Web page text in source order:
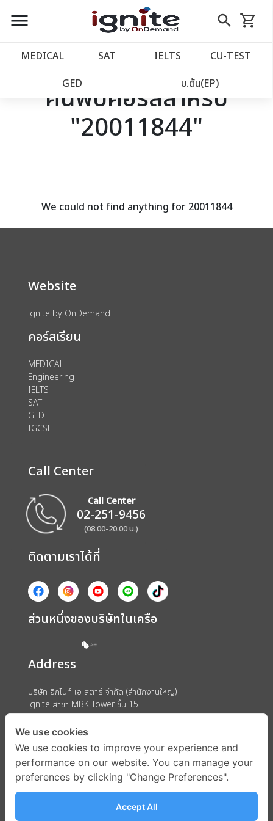
close
account_balance หน้าแรก
เว็บไซต์อิกไนท์
โปรโมชั่น
assignment ลงทะเบียน
menu search
Skip
to
shopping_cart
รถเข็น
MEDICAL SAT IELTS CU‑TEST
GED ม.ต้น(EP)
ค้นพบคอร์สสำหรับ
"20011844"
We could not find anything for 20011844
Website
ignite by OnDemand
คอร์สเรียน
MEDICAL
Engineering
IELTS
SAT
GED
IGCSE
Call Center
Call Center
02-251-9456
(08.00-20.00 น.)
ติดตามเราได้ที่
ส่วนหนึ่งของบริษัทในเครือ
Address
บริษัท อิกไนท์ เอ สตาร์ จำกัด (สำนักงานใหญ่)
ignite สาขา MBK Tower ชั้น 15
ถนนพญาไท แขวงวังใหม่ เขตปทุมวัน กรุงเทพมหานคร 10330
We use cookies
We use cookies to improve your experience and
performance on our website. You can manage your
preferences by clicking "Change Preferences".
Accept All